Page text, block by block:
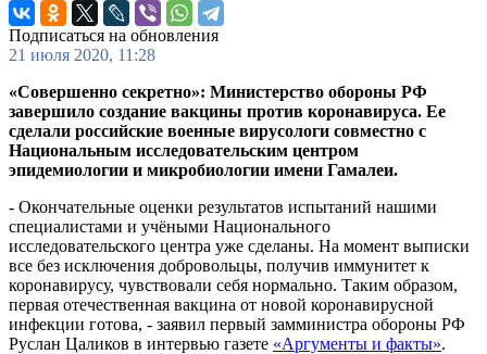
Подписаться на обновления
21 июля 2020, 11:28
«Совершенно секретно»: Министерство обороны РФ
завершило создание вакцины против коронавируса. Ее
сделали российские военные вирусологи совместно с
Национальным исследовательским центром
эпидемиологии и микробиологии имени Гамалеи.
- Окончательные оценки результатов испытаний нашими
специалистами и учёными Национального
исследовательского центра уже сделаны. На момент выписки
все без исключения добровольцы, получив иммунитет к
коронавирусу, чувствовали себя нормально. Таким образом,
первая отечественная вакцина от новой коронавирусной
инфекции готова, - заявил первый замминистра обороны РФ
Руслан Цаликов в интервью газете «Аргументы и факты».